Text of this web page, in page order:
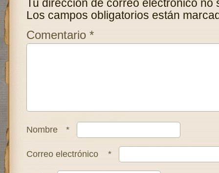
Tu dirección de correo electrónico no
Los campos obligatorios están
Comentario *
Nombre *
Correo electrónico *